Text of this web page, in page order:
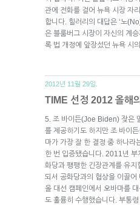
관에 전화를 걸어 뉴욕 시장 자
합니다. 힐러리의 대답은 ‘노
은 블룸버그 시장이 자신의 계
록 법 개정에 앞장섰던 뉴욕 시
2012년 11월 29일.
TIME 선정 2012 올해
5. 조 바이든(Joe Biden) 잦은
를 제공하기도 하지만 조 바이
마가 가장 잘 한 결정 중 하나라
한 번 입증됐습니다. 2011년
화당과 팽팽한 긴장관계를 유지
되서 공화당과의 협상을 이끌어
올 대선 캠페인에서 오바마를
도 훌륭히 수행했습니다. 부통